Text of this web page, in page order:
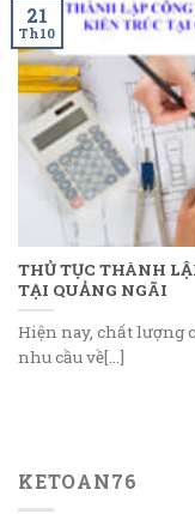
THỦ TỤC THÀNH
TẠI QUẢNG NGÃI
Hiện nay, chất lượng
nhu cầu về[...]
21
Th10
KETOAN76